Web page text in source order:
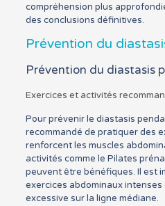
compréhension plus
des conclusions définitives.
Prévention du
Prévention du diastasis
Exercices et activités
Pour prévenir le diastasis
recommandé de pratiquer des
renforcent les muscles
activités comme le Pilates
peuvent être bénéfiques. Il est
exercices abdominaux
excessive sur la ligne médiane.